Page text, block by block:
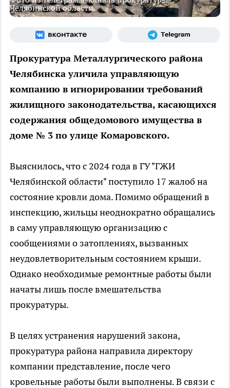
Челябинской области.
Прокуратура Металлургического района
Челябинска уличила управляющую
компанию в игнорировании требований
жилищного законодательства, касающихся
содержания общедомового имущества в
доме № 3 по улице Комаровского.
Выяснилось, что с 2024 года в ГУ "ГЖИ
Челябинской области" поступило 17 жалоб на
состояние кровли дома. Помимо обращений в
инспекцию, жильцы неоднократно обращались
в саму управляющую организацию с
сообщениями о затоплениях, вызванных
неудовлетворительным состоянием крыши.
Однако необходимые ремонтные работы были
начаты лишь после вмешательства
прокуратуры.
В целях устранения нарушений закона,
прокуратура района направила директору
компании представление, после чего
кровельные работы были выполнены. В связи с